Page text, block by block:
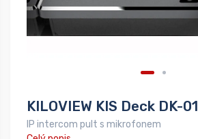
KILOVIEW KIS Deck DK-01
IP intercom pult s mikrofonem